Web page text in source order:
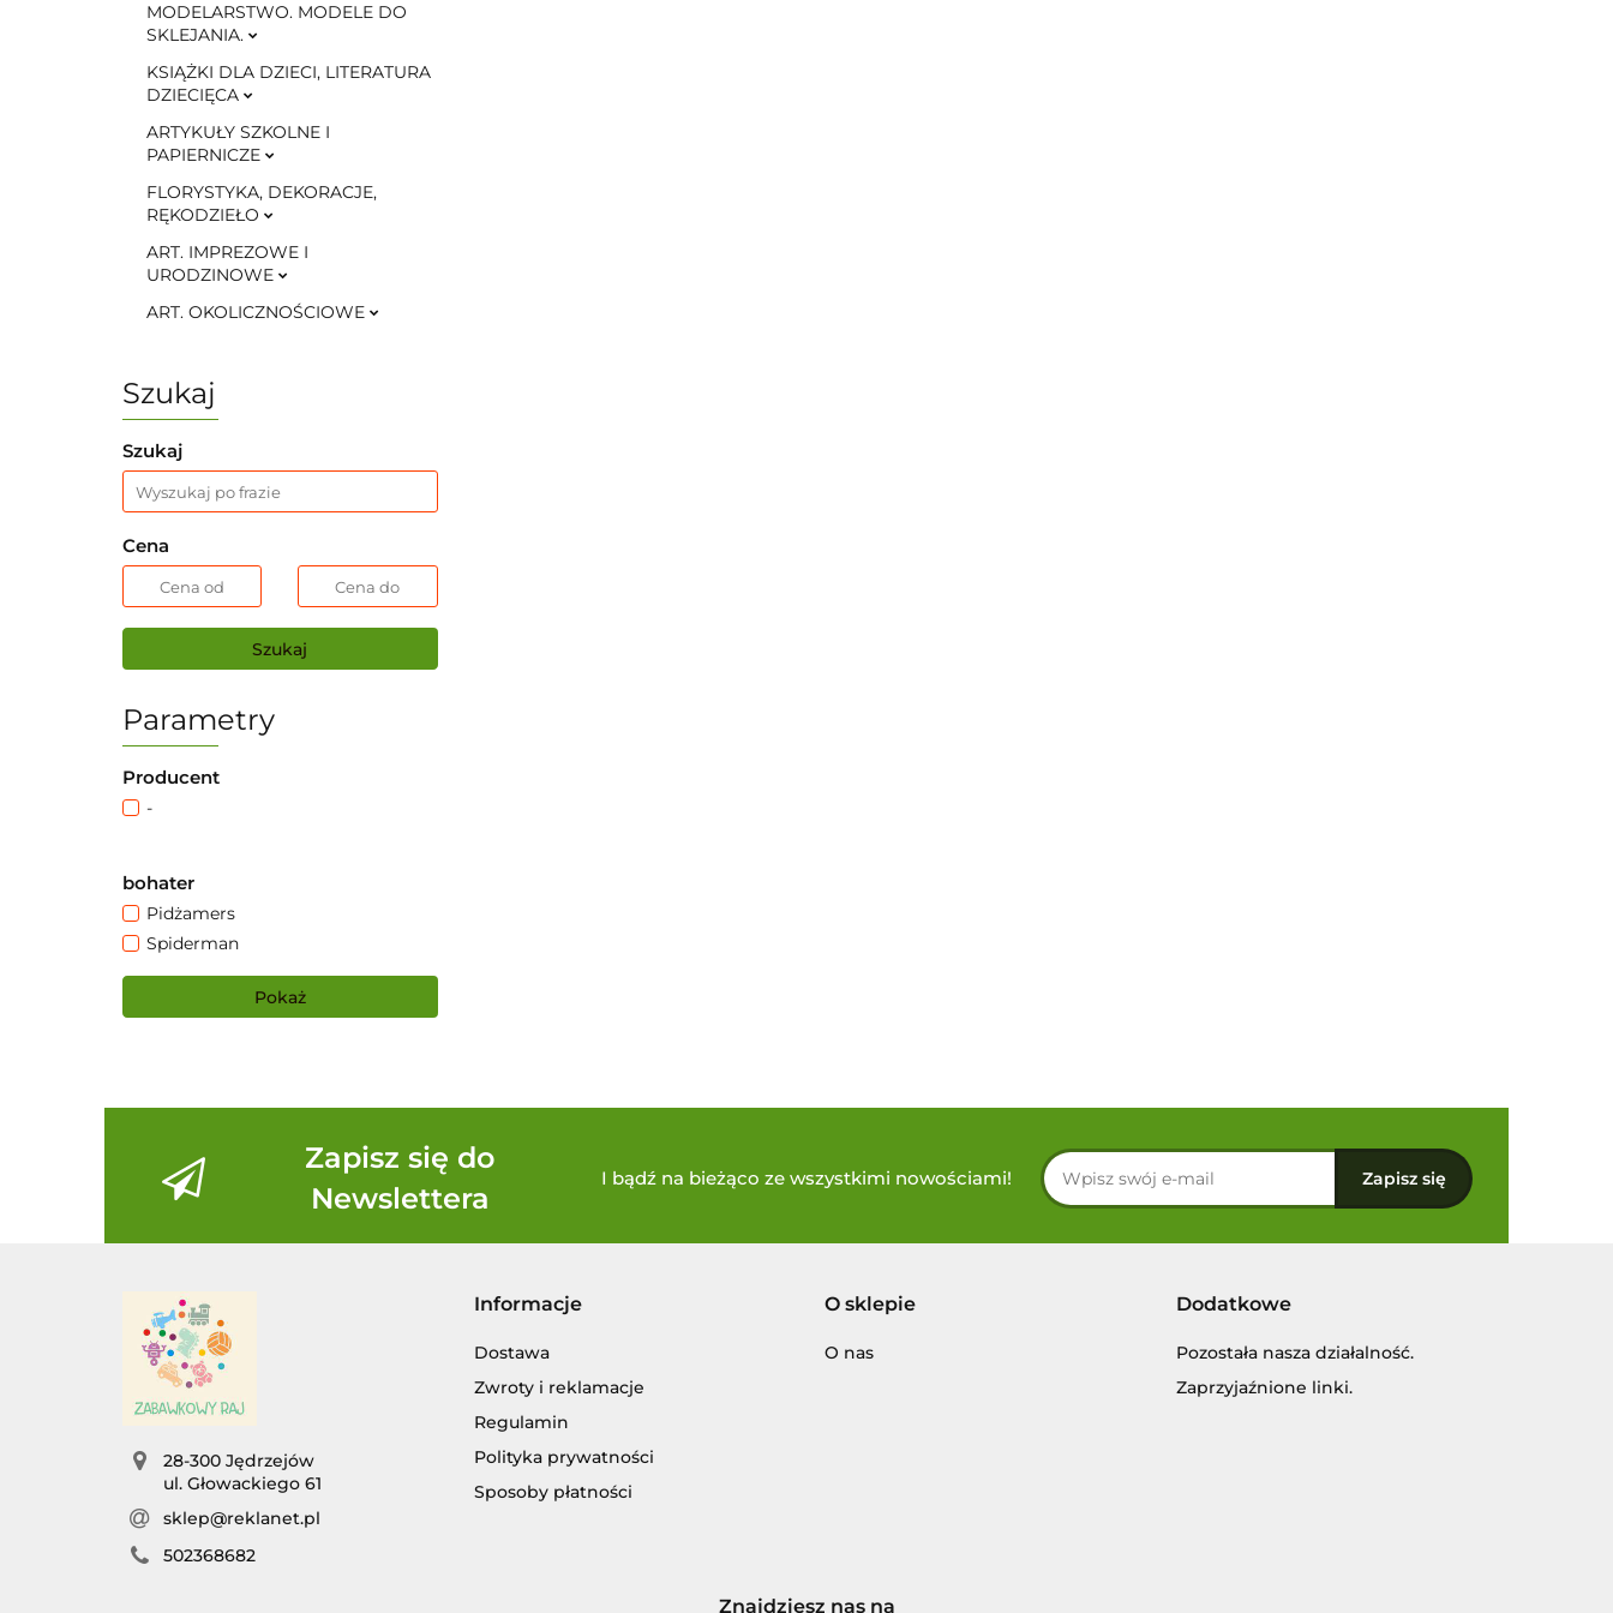
MODELARSTWO. MODELE DO
SKLEJANIA.
KSIĄŻKI DLA DZIECI, LITERATURA
DZIECIĘCA
ARTYKUŁY SZKOLNE I
PAPIERNICZE
FLORYSTYKA, DEKORACJE,
RĘKODZIEŁO
ART. IMPREZOWE I
URODZINOWE
ART. OKOLICZNOŚCIOWE
Szukaj
Szukaj
Cena
Szukaj
Parametry
Producent
-
bohater
Pidżamers
Spiderman
Pokaż
Zapisz się do
Newslettera
I bądź na bieżąco ze wszystkimi nowościami!
28-300 Jędrzejów
ul. Głowackiego 61
sklep@reklanet.pl
502368682
Informacje
Dostawa
Zwroty i reklamacje
Regulamin
Polityka prywatności
Sposoby płatności
O sklepie
O nas
Dodatkowe
Pozostała nasza działalność.
Zaprzyjaźnione linki.
Znajdziesz nas na